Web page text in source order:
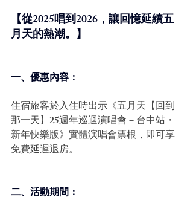
【從2025唱到2026，讓回憶延續五
月天的熱潮。】
一、優惠內容：
住宿旅客於入住時出示《五月天【回到
那一天】25週年巡迴演唱會－台中站・
新年快樂版》實體演唱會票根，即可享
免費延遲退房。
二、活動期間：